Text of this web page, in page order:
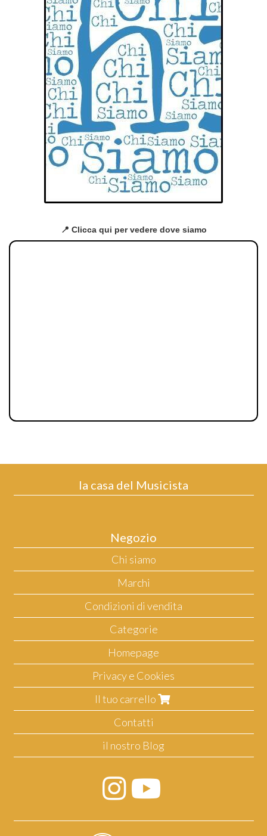
📍 Clicca qui per vedere dove siamo
la casa del Musicista
Negozio
Chi siamo
Marchi
Condizioni di vendita
Categorie
Homepage
Privacy e Cookies
Il tuo carrello
Contatti
il nostro Blog